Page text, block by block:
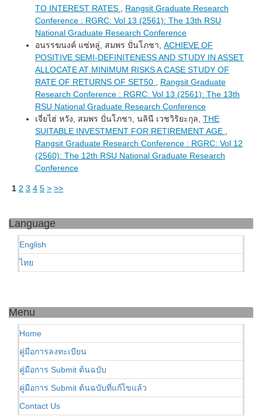
TO INTEREST RATES
Rangsit Graduate Research
Conference : RGRC: Vol 13 (2561): The 13th RSU
National Graduate Research Conference
อนรรฆนงค์ แซ่หลู่, สมพร ปั่นโภชา, ACHIEVE OF
POSITIVE SEMI-DEFINITENESS AND STUDY IN ASSET
ALLOCATE AT MINIMUM RISKS A CASE STUDY OF
RATE OF RETURNS OF SET50
Rangsit Graduate
Research Conference : RGRC: Vol 13 (2561): The 13th
RSU National Graduate Research Conference
เจี่ยไฮ่ หวัง, สมพร ปั่นโภชา, นลินี เวชวิริยะกุล, THE
SUITABLE INVESTMENT FOR RETIREMENT AGE
Rangsit Graduate Research Conference : RGRC: Vol 12
(2560): The 12th RSU National Graduate Research
Conference
1 2 3 4 5 > >>
Language
English
ไทย
Menu
Home
คู่มือการลงทะเบียน
คู่มือการ Submit ต้นฉบับ
คู่มือการ Submit ต้นฉบับที่แก้ไขแล้ว
Contact Us